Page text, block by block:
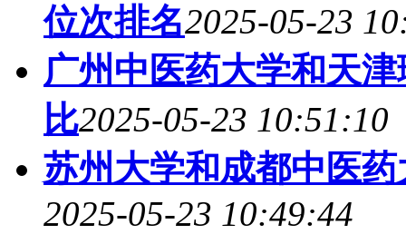
位次排名2025-05-23
广州中医药大学和天
比2025-05-23 10:51:10
苏州大学和成都中医
2025-05-23 10:49:44